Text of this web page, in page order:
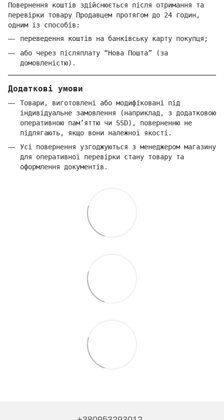
Повернення коштів здійснюється після отримання та
перевірки товару Продавцем протягом до 24 годин,
одним із способів:
переведення коштів на банківську карту покупця;
або через післяплату “Нова Пошта” (за
домовленістю).
Додаткові умови
Товари, виготовлені або модифіковані під
індивідуальне замовлення (наприклад, з додатковою
оперативною пам’яттю чи SSD), поверненню не
підлягають, якщо вони належної якості.
Усі повернення узгоджуються з менеджером магазину
для оперативної перевірки стану товару та
оформлення документів.